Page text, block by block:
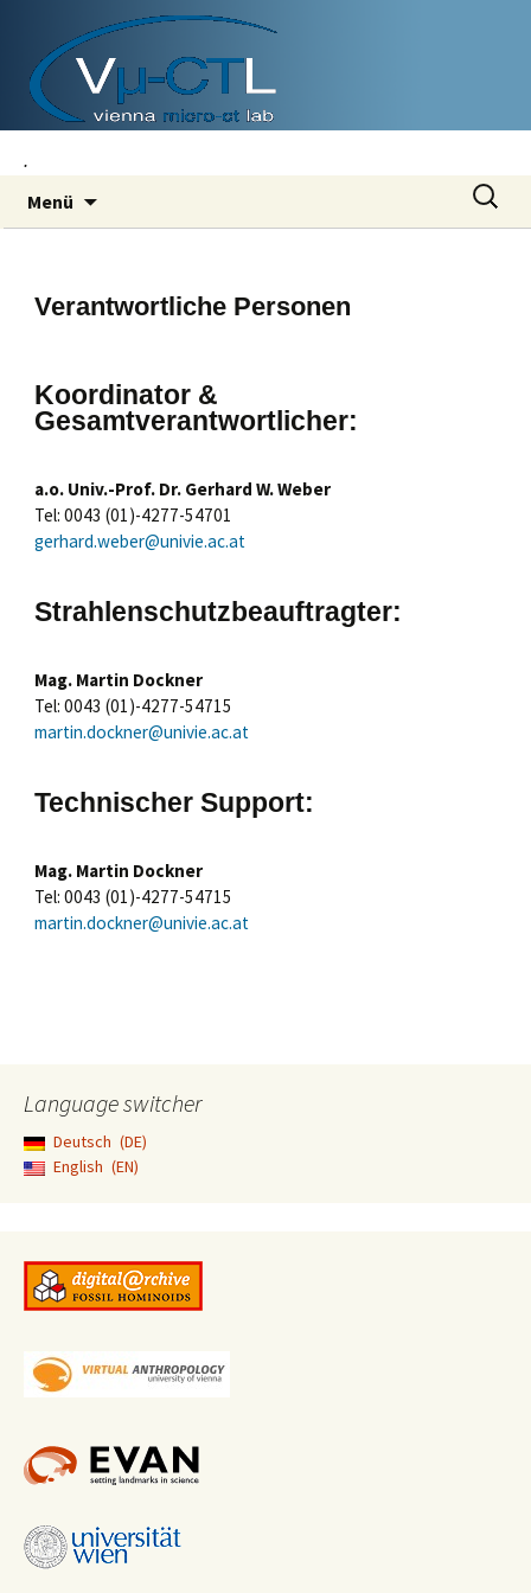
.
Menü
Suchen
nach:
Verantwortliche Personen
Koordinator &
Gesamtverantwortlicher:
a.o. Univ.-Prof. Dr. Gerhard W. Weber
Tel: 0043 (01)-4277-54701
gerhard.weber@univie.ac.at
Strahlenschutzbeauftragter:
Mag. Martin Dockner
Tel: 0043 (01)-4277-54715
martin.dockner@univie.ac.at
Technischer Support:
Mag. Martin Dockner
Tel: 0043 (01)-4277-54715
martin.dockner@univie.ac.at
Language switcher
Deutsch
DE
English
EN